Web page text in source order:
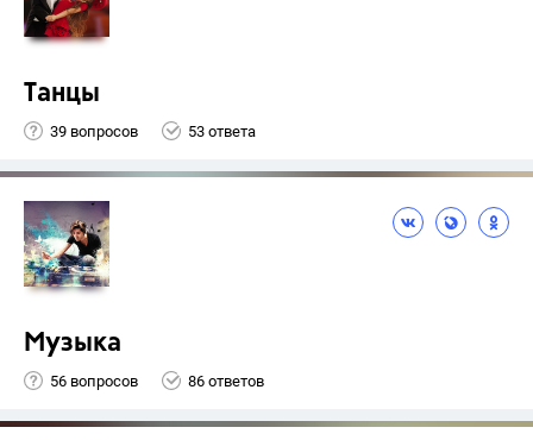
Танцы
39 вопросов 53 ответа
Музыка
56 вопросов 86 ответов